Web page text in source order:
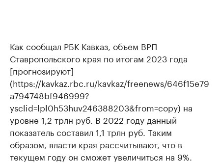
Как сообщал РБК Кавказ, объем ВРП
Ставропольского края по итогам 2023 года
[прогнозируют]
(https://kavkaz.rbc.ru/kavkaz/freenews/646f15e79
a794748bf946999?
ysclid=lpl0h53huv246388203&from=copy) на
уровне 1,2 трлн руб. В 2022 году данный
показатель составил 1,1 трлн руб. Таким
образом, власти края рассчитывают, что в
текущем году он сможет увеличиться на 9%.